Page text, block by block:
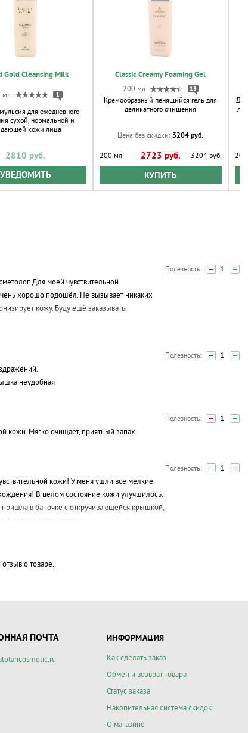
Gold Cleansing Milk
мл 1
для ежедневного
сухой, нормальной и
кожи лица
2810 руб.
УВЕДОМИТЬ
Classic Creamy Foaming Gel
200 мл 13
Кремообразный пенящийся гель для
деликатного очищения
Цена без скидки: 3204 руб.
200 мл 2723 руб. 3204 руб.
КУПИТЬ
200
1
Для моей чувствительной
хорошо подошёл. Не вызывает никаких
кожу. Буду ещё заказывать.
1
неудобная
1
кожи. Мягко очищает, приятный запах
1
кожи! У меня ушли все мелкие
В целом состояние кожи улучшилось.
пришла в баночке с откручивающейся крышкой,
флаконе с дозатором.
отзыв о товаре.
ПОЧТА ИНФОРМАЦИЯ
Как сделать заказ
Обмен и возврат товара
Статус заказа
Накопительная система скидок
О магазине